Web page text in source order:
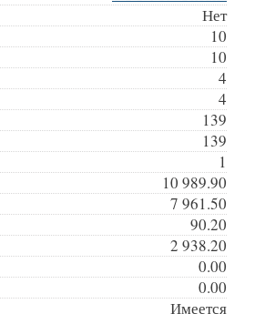
Нет
10
10
4
4
139
139
1
10 989.90
7 961.50
90.20
2 938.20
0.00
0.00
Имеется